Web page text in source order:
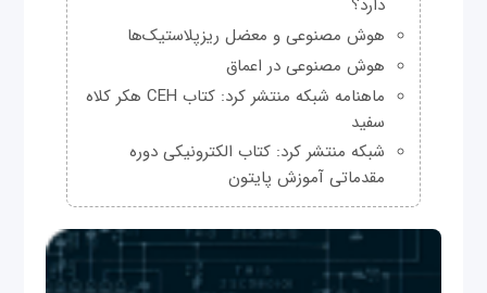
دارد؟
هوش مصنوعی و معضل ریزپلاستیک‌ها
هوش مصنوعی در اعماق
ماهنامه شبکه منتشر کرد: کتاب CEH هکر کلاه
سفید
شبکه منتشر کرد: کتاب الکترونیکی دوره
مقدماتی آموزش پایتون